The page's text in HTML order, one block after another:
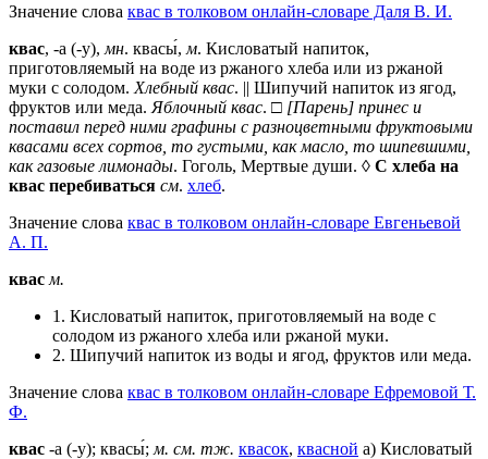
Значение слова квас в толковом онлайн-словаре Даля В. И.
квас, -а (-у), мн. квасы́, м. Кисловатый напиток,
приготовляемый на воде из ржаного хлеба или из ржаной
муки с солодом. Хлебный квас. || Шипучий напиток из ягод,
фруктов или меда. Яблочный квас. □ [Парень] принес и
поставил перед ними графины с разноцветными фруктовыми
квасами всех сортов, то густыми, как масло, то шипевшими,
как газовые лимонады. Гоголь, Мертвые души. ◊ С хлеба на
квас перебиваться см. хлеб.
Значение слова квас в толковом онлайн-словаре Евгеньевой
А. П.
квас м.
1. Кисловатый напиток, приготовляемый на воде с
солодом из ржаного хлеба или ржаной муки.
2. Шипучий напиток из воды и ягод, фруктов или меда.
Значение слова квас в толковом онлайн-словаре Ефремовой Т.
Ф.
квас -а (-у); квасы́; м. см. тж. квасок, квасной а) Кисловатый